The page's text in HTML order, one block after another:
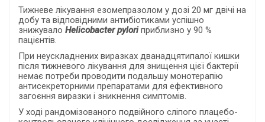
Тижневе лікування езомепразолом у дозі 20 мг двічі на
добу та відповідними антибіотиками успішно
знижувало Helicobacter pyloriприблизно у 90 %
пацієнтів.
При неускладнених виразках дванадцятипалої кишки
після тижневого лікування для знищення цієї бактерії
немає потреби проводити подальшу монотерапію
антисекреторними препаратами для ефективного
загоєння виразки і зникнення симптомів.
У ході рандомізованого подвійного сліпого плацебо-